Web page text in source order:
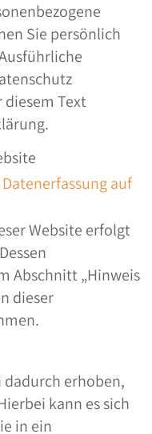
Sie persönlich
Text
auf
Website erfolgt
Abschnitt „Hinweis
dieser
dadurch erhoben,
kann es sich
in ein